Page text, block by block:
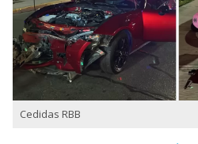
Cedidas RBB